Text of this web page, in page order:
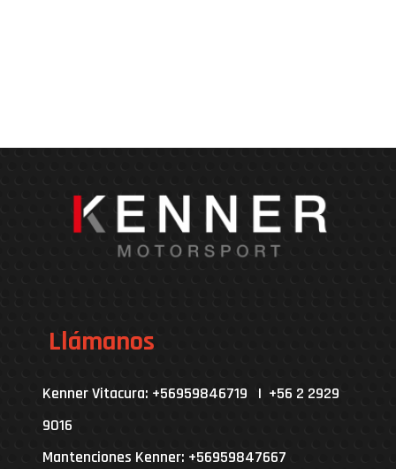
Llámanos
Kenner Vitacura: +56959846719 | +56 2 2929
9016
Mantenciones Kenner: +56959847667